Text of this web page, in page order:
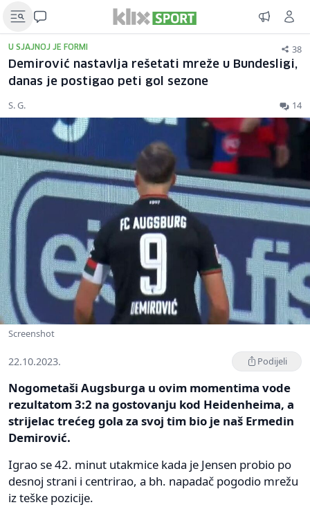
U SJAJNOJ JE FORMI 38
Demirović nastavlja rešetati mreže u Bundesligi,
danas je postigao peti gol sezone
S. G. 14
Screenshot
22.10.2023. Podijeli
Nogometaši Augsburga u ovim momentima vode
rezultatom 3:2 na gostovanju kod Heidenheima, a
strijelac trećeg gola za svoj tim bio je naš Ermedin
Demirović.
Igrao se 42. minut utakmice kada je Jensen probio po
desnoj strani i centrirao, a bh. napadač pogodio mrežu
iz teške pozicije.